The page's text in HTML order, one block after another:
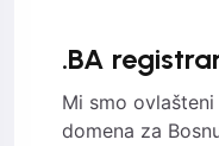
.BA
Mi smo
domena za